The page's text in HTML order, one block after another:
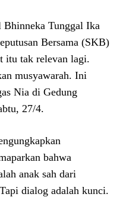
Tunggal Ika
Bersama (SKB)
itu tak relevan lagi.
musyawarah. Ini
Nia di Gedung
27/4.
bahwa
anak sah dari
dialog adalah kunci.